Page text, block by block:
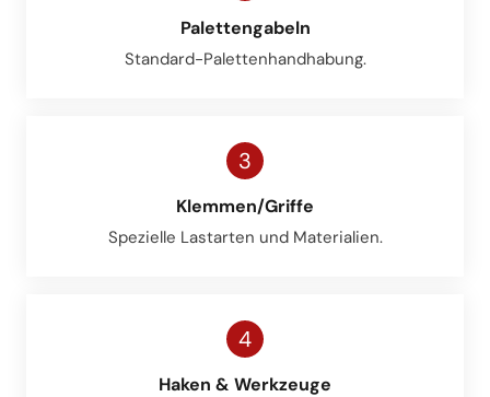
Palettengabeln
Standard-Palettenhandhabung.
3
Klemmen/Griffe
Spezielle Lastarten und Materialien.
4
Haken & Werkzeuge